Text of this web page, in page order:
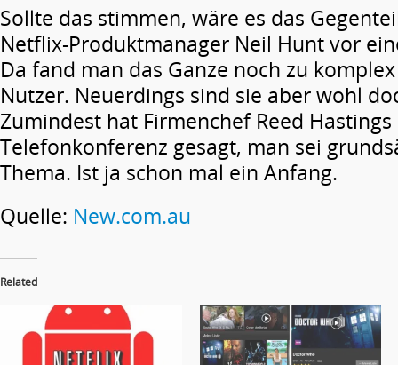
Sollte das stimmen, wäre es das
Netflix-Produktmanager Neil Hunt vor
Da fand man das Ganze noch zu
Nutzer. Neuerdings sind sie aber wohl
Zumindest hat Firmenchef Reed
Telefonkonferenz gesagt, man sei
Thema. Ist ja schon mal ein Anfang.
Quelle: New.com.au
Related